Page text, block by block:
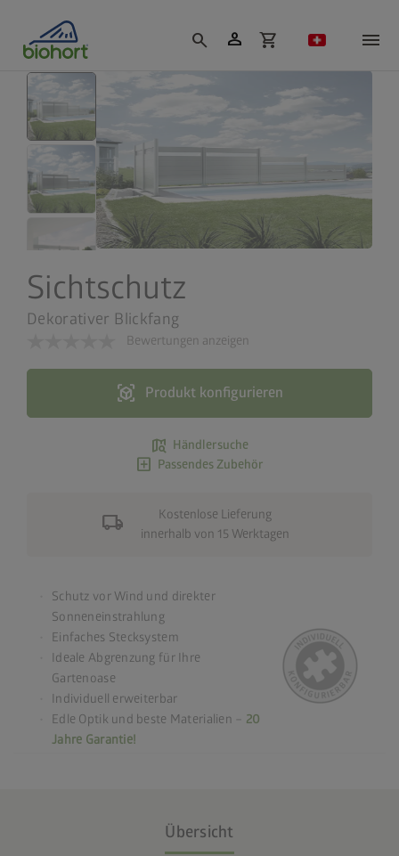
search person shopping_cart
Sichtschutz
Dekorativer Blickfang
Bewertungen anzeigen
view_in_ar Produkt konfigurieren
map_search Händlersuche
add_box Passendes Zubehör
local_shipping
Kostenlose Lieferung
innerhalb von 15 Werktagen
Schutz vor Wind und direkter
Sonneneinstrahlung
Einfaches Stecksystem
Ideale Abgrenzung für Ihre
Gartenoase
Individuell erweiterbar
Edle Optik und beste Materialien – 20
Jahre Garantie!
Übersicht